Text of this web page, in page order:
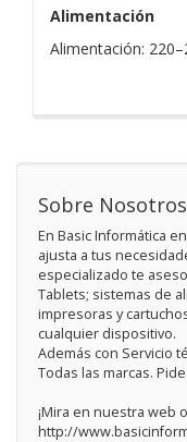
Alimentación
Alimentación:
Sobre Nosotros
En Basic Informática
ajusta a tus
especializado te
Tablets; sistemas de
impresoras y
cualquier dispositivo.
Además con Servicio
Todas las marcas.
¡Mira en nuestra web
http://